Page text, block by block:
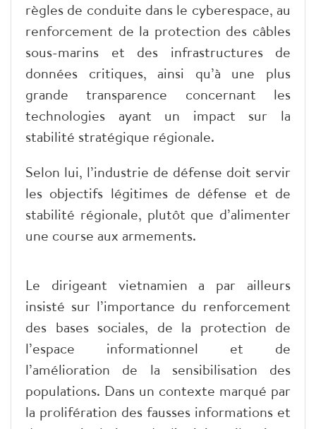
règles de conduite dans le cyberespace, au
renforcement de la protection des câbles
sous-marins et des infrastructures de
données critiques, ainsi qu’à une plus
grande transparence concernant les
technologies ayant un impact sur la
stabilité stratégique régionale.
Selon lui, l’industrie de défense doit servir
les objectifs légitimes de défense et de
stabilité régionale, plutôt que d’alimenter
une course aux armements.
Le dirigeant vietnamien a par ailleurs
insisté sur l’importance du renforcement
des bases sociales, de la protection de
l’espace informationnel et de
l’amélioration de la sensibilisation des
populations. Dans un contexte marqué par
la prolifération des fausses informations et